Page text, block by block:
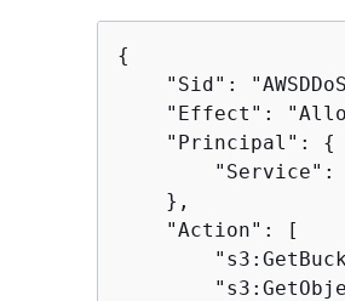
{
"Sid":
"Effect":
    "Principal":
{
"Service":
    },
    "Action": [